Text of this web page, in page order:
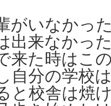
がいなかっ
出来なかっ
来た時はこ
自分の学校
と校舎は焼